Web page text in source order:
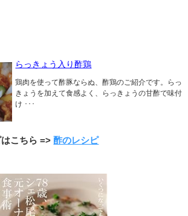
らっきょう入り酢鶏
鶏肉を使って酢豚ならぬ、酢鶏のご紹介です。らっ
きょうを加えて食感よく、らっきょうの甘酢で味付
け ･･･
はこちら =>酢のレシピ